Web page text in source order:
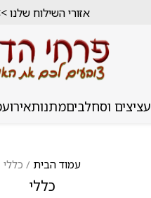
אזורי השילוח שלנו
עציצים וסחלביםמתנותאירוע
עמוד הבית / כללי
כללי